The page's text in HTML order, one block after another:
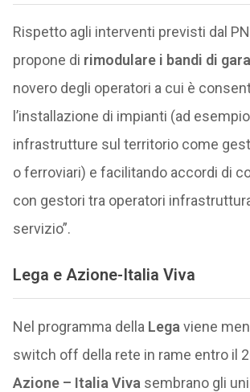
Rispetto agli interventi previsti dal
propone di rimodulare i bandi di gara
novero degli operatori a cui è
l’installazione di impianti (ad
infrastrutture sul territorio come
o ferroviari) e facilitando accordi di
con gestori tra operatori
servizio”.
Lega e Azione-Italia Viva
Nel programma della Lega viene
switch off della rete in rame entro il
Azione – Italia Viva sembrano gli